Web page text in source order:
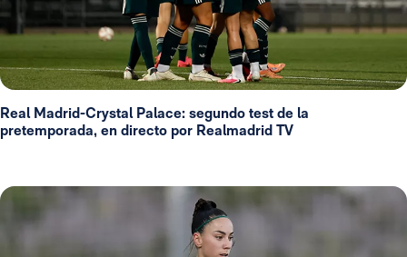
Real Madrid-Crystal Palace: segundo test de la
pretemporada, en directo por Realmadrid TV